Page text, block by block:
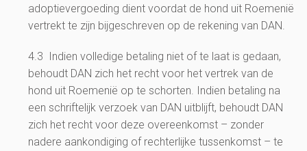
adoptievergoeding dient voordat de hond uit Roemenië
vertrekt te zijn bijgeschreven op de rekening van DAN.
4.3 Indien volledige betaling niet of te laat is gedaan,
behoudt DAN zich het recht voor het vertrek van de
hond uit Roemenië op te schorten. Indien betaling na
een schriftelijk verzoek van DAN uitblijft, behoudt DAN
zich het recht voor deze overeenkomst – zonder
nadere aankondiging of rechterlijke tussenkomst – te